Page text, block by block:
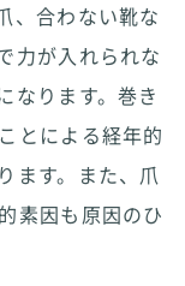
、合わない靴な
力が入れられな
なります。巻き
とによる経年的
ます。また、爪
素因も原因のひ